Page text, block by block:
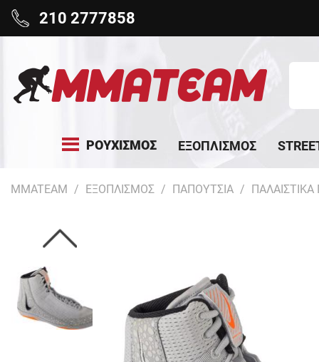
210 2777858
ΡΟΥΧΙΣΜΟΣ ΕΞΟΠΛΙΣΜΟΣ
MMATEAM ΕΞΟΠΛΙΣΜΟΣ ΠΑΠΟΥΤΣΙΑ